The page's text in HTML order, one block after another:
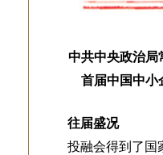
中共中央政治局
首届中国中小
往届盛况
投融会得到了国